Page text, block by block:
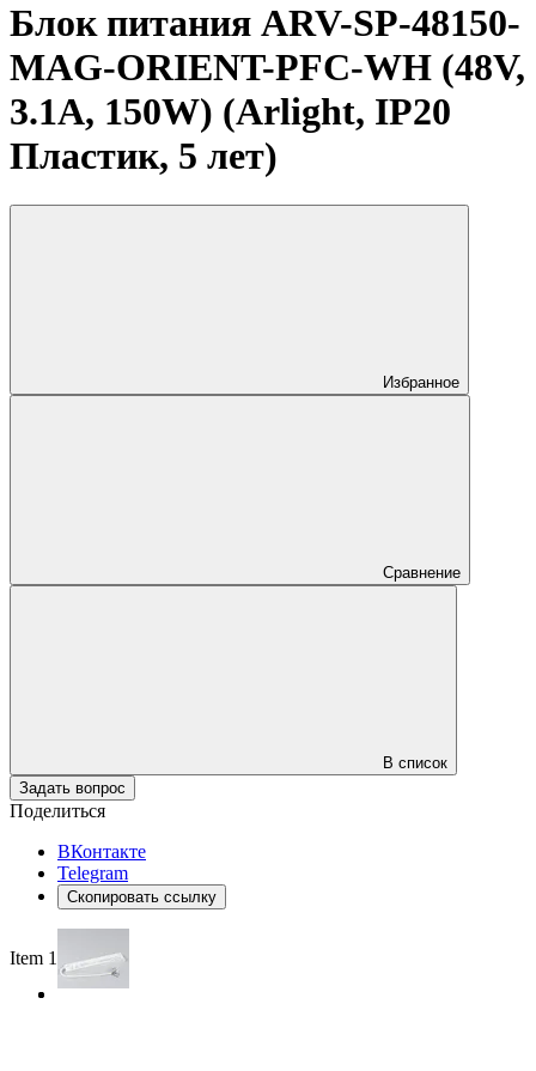
Блок питания ARV-SP-48150-
MAG-ORIENT-PFC-WH (48V,
3.1A, 150W) (Arlight, IP20
Пластик, 5 лет)
Избранное
Сравнение
В список
Задать вопрос
Поделиться
ВКонтакте
Telegram
Скопировать ссылку
Item 1 of 2